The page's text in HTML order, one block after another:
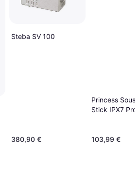
Steba SV 100
380,90 €
Princess Sous
Stick IPX7 Pro
103,99 €